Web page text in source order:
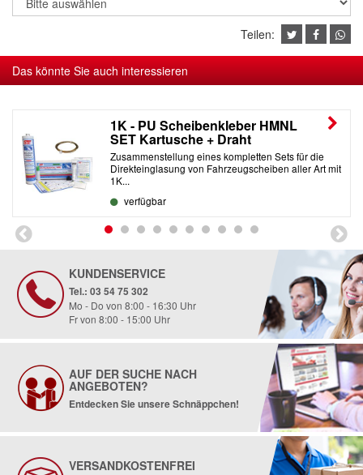
Teilen:
Das könnte Sie auch interessieren
1K - PU Scheibenkleber HMNL
SET Kartusche + Draht
Zusammenstellung eines kompletten Sets für die
Direkteinglasung von Fahrzeugscheiben aller Art mit
1K...
verfügbar
KUNDENSERVICE
Tel.: 03 54 75 302
Mo - Do von 8:00 - 16:30 Uhr
Fr von 8:00 - 15:00 Uhr
AUF DER SUCHE NACH
ANGEBOTEN?
Entdecken Sie unsere Schnäppchen!
VERSANDKOSTENFREI